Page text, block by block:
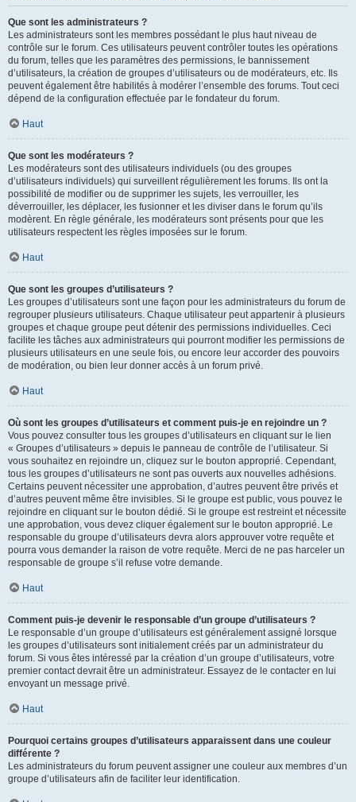
Que sont les administrateurs ?
Les administrateurs sont les membres possédant le plus haut niveau de
contrôle sur le forum. Ces utilisateurs peuvent contrôler toutes les opérations
du forum, telles que les paramètres des permissions, le bannissement
d’utilisateurs, la création de groupes d’utilisateurs ou de modérateurs, etc. Ils
peuvent également être habilités à modérer l’ensemble des forums. Tout ceci
dépend de la configuration effectuée par le fondateur du forum.
Haut
Que sont les modérateurs ?
Les modérateurs sont des utilisateurs individuels (ou des groupes
d’utilisateurs individuels) qui surveillent régulièrement les forums. Ils ont la
possibilité de modifier ou de supprimer les sujets, les verrouiller, les
déverrouiller, les déplacer, les fusionner et les diviser dans le forum qu’ils
modèrent. En règle générale, les modérateurs sont présents pour que les
utilisateurs respectent les règles imposées sur le forum.
Haut
Que sont les groupes d’utilisateurs ?
Les groupes d’utilisateurs sont une façon pour les administrateurs du forum de
regrouper plusieurs utilisateurs. Chaque utilisateur peut appartenir à plusieurs
groupes et chaque groupe peut détenir des permissions individuelles. Ceci
facilite les tâches aux administrateurs qui pourront modifier les permissions de
plusieurs utilisateurs en une seule fois, ou encore leur accorder des pouvoirs
de modération, ou bien leur donner accès à un forum privé.
Haut
Où sont les groupes d’utilisateurs et comment puis-je en rejoindre un ?
Vous pouvez consulter tous les groupes d’utilisateurs en cliquant sur le lien
« Groupes d’utilisateurs » depuis le panneau de contrôle de l’utilisateur. Si
vous souhaitez en rejoindre un, cliquez sur le bouton approprié. Cependant,
tous les groupes d’utilisateurs ne sont pas ouverts aux nouvelles adhésions.
Certains peuvent nécessiter une approbation, d’autres peuvent être privés et
d’autres peuvent même être invisibles. Si le groupe est public, vous pouvez le
rejoindre en cliquant sur le bouton dédié. Si le groupe est restreint et nécessite
une approbation, vous devez cliquer également sur le bouton approprié. Le
responsable du groupe d’utilisateurs devra alors approuver votre requête et
pourra vous demander la raison de votre requête. Merci de ne pas harceler un
responsable de groupe s’il refuse votre demande.
Haut
Comment puis-je devenir le responsable d’un groupe d’utilisateurs ?
Le responsable d’un groupe d’utilisateurs est généralement assigné lorsque
les groupes d’utilisateurs sont initialement créés par un administrateur du
forum. Si vous êtes intéressé par la création d’un groupe d’utilisateurs, votre
premier contact devrait être un administrateur. Essayez de le contacter en lui
envoyant un message privé.
Haut
Pourquoi certains groupes d’utilisateurs apparaissent dans une couleur
différente ?
Les administrateurs du forum peuvent assigner une couleur aux membres d’un
groupe d’utilisateurs afin de faciliter leur identification.